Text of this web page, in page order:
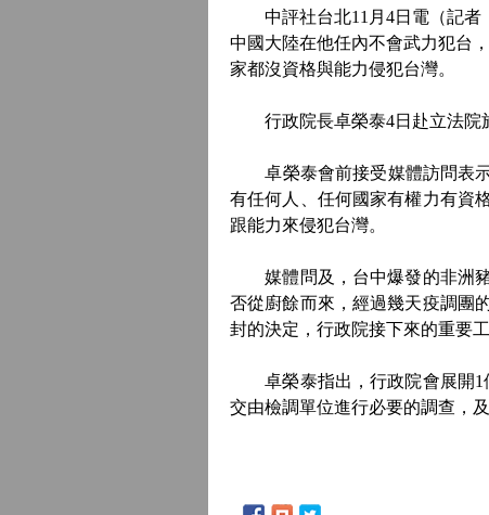
中評社台北11月4日電（記者
中國大陸在他任內不會武力犯台
家都沒資格與能力侵犯台灣。
行政院長卓榮泰4日赴立法院
卓榮泰會前接受媒體訪問表示
有任何人、任何國家有權力有資
跟能力來侵犯台灣。
媒體問及，台中爆發的非洲豬
否從廚餘而來，經過幾天疫調團
封的決定，行政院接下來的重要
卓榮泰指出，行政院會展開1
交由檢調單位進行必要的調查，